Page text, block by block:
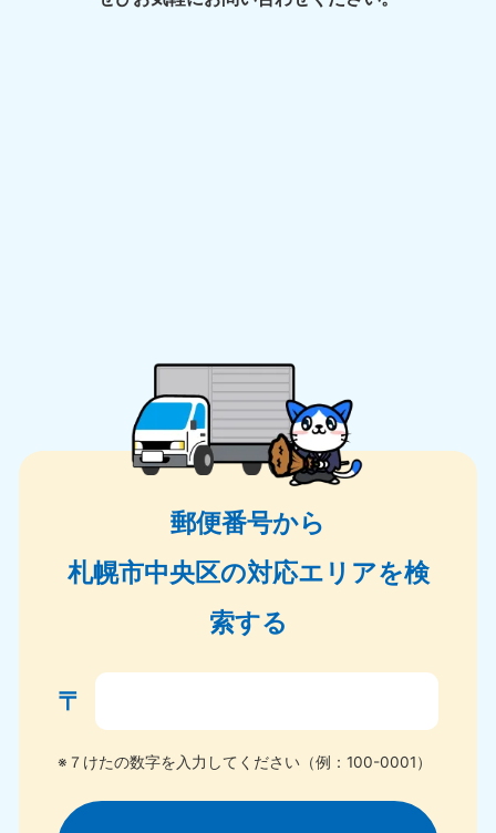
郵便番号から
札幌市中央区の対応エリアを検
索する
〒
※７けたの数字を入力してください（例：100-0001）